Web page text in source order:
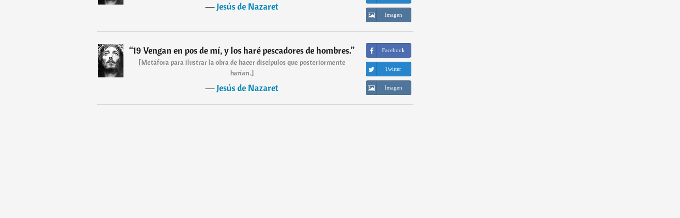
―Jesús de Nazaret
Imagen
“19 Vengan en pos de mí, y los haré pescadores de hombres.”
[Metáfora para ilustrar la obra de hacer discípulos que posteriormente
harían.]
―Jesús de Nazaret
Facebook
Twitter
Imagen